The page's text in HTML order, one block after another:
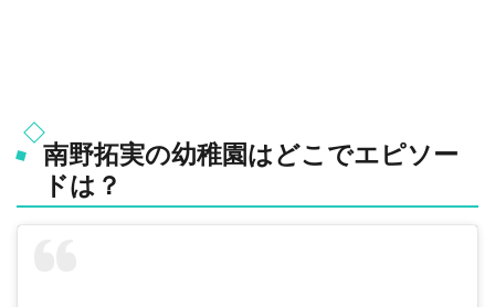
南野拓実の幼稚園はどこでエピソー
ドは？